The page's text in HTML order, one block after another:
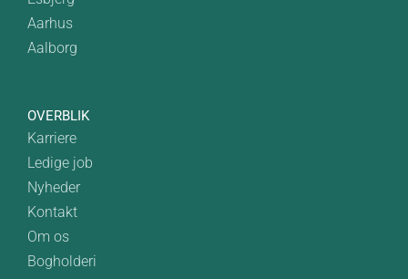
Aarhus
Aalborg
OVERBLIK
Karriere
Ledige job
Nyheder
Kontakt
Om os
Bogholderi